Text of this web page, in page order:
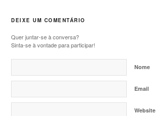
DEIXE UM COMENTÁRIO
Quer juntar-se à conversa?
Sinta-se à vontade para participar!
Nome
Email
Website